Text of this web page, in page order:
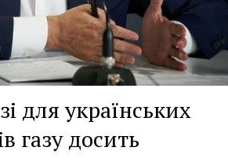
для українських
газу досить